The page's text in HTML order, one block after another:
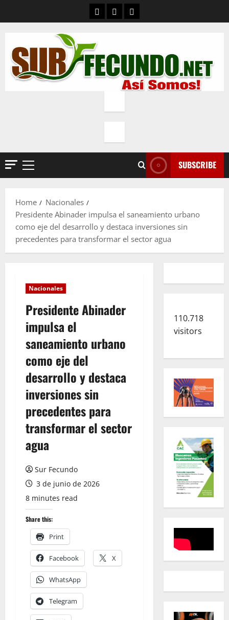
ContactoQuienes Somos
Política de privacidad
Primary
SUBSCRIBE
Home
Nacionales
Presidente Abinader impulsa el saneamiento urbano
como eje del desarrollo y destaca inversiones sin
precedentes para transformar el sector agua
Nacionales
Presidente Abinader
impulsa el
saneamiento urbano
como eje del
desarrollo y destaca
inversiones sin
precedentes para
transformar el sector
agua
Sur Fecundo
3 de junio de 2026
8 minutes read
Share this:
Print
Facebook X
WhatsApp
Telegram
110.718
visitors